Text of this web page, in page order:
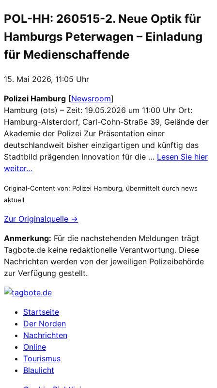
POL-HH: 260515-2. Neue Optik für
Hamburgs Peterwagen – Einladung
für Medienschaffende
15. Mai 2026, 11:05 Uhr
Polizei Hamburg [Newsroom]
Hamburg (ots) – Zeit: 19.05.2026 um 11:00 Uhr Ort:
Hamburg-Alsterdorf, Carl-Cohn-Straße 39, Gelände der
Akademie der Polizei Zur Präsentation einer
deutschlandweit bisher einzigartigen und künftig das
Stadtbild prägenden Innovation für die … Lesen Sie hier
weiter…
Original-Content von: Polizei Hamburg, übermittelt durch news
aktuell
Zur Originalquelle →
Anmerkung: Für die nachstehenden Meldungen trägt
Tagbote.de keine redaktionelle Verantwortung. Diese
Nachrichten werden von der jeweiligen Polizeibehörde
zur Verfügung gestellt.
Startseite
Der Norden
Nachrichten
Online
Tourismus
Blaulicht